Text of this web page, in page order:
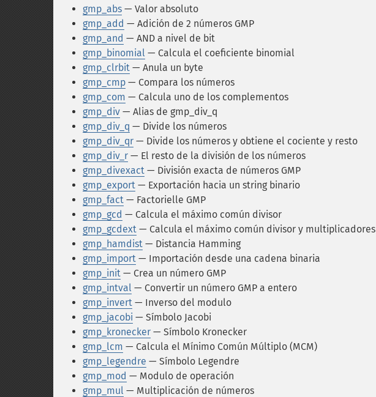
gmp_abs — Valor absoluto
gmp_add — Adición de 2 números GMP
gmp_and — AND a nivel de bit
gmp_binomial — Calcula el coeficiente binomial
gmp_clrbit — Anula un byte
gmp_cmp — Compara los números
gmp_com — Calcula uno de los complementos
gmp_div — Alias de gmp_div_q
gmp_div_q — Divide los números
gmp_div_qr — Divide los números y obtiene el cociente y resto
gmp_div_r — El resto de la división de los números
gmp_divexact — División exacta de números GMP
gmp_export — Exportación hacia un string binario
gmp_fact — Factorielle GMP
gmp_gcd — Calcula el máximo común divisor
gmp_gcdext — Calcula el máximo común divisor y multiplicadores
gmp_hamdist — Distancia Hamming
gmp_import — Importación desde una cadena binaria
gmp_init — Crea un número GMP
gmp_intval — Convertir un número GMP a entero
gmp_invert — Inverso del modulo
gmp_jacobi — Símbolo Jacobi
gmp_kronecker — Símbolo Kronecker
gmp_lcm — Calcula el Mínimo Común Múltiplo (MCM)
gmp_legendre — Símbolo Legendre
gmp_mod — Modulo de operación
gmp_mul — Multiplicación de números